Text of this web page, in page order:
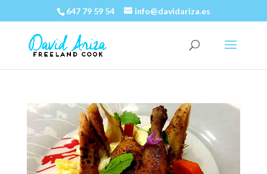
647 79 59 54 info@davidariza.es